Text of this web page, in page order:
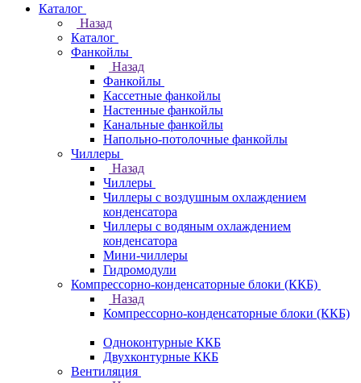
Каталог
Назад
Каталог
Фанкойлы
Назад
Фанкойлы
Кассетные фанкойлы
Настенные фанкойлы
Канальные фанкойлы
Напольно-потолочные фанкойлы
Чиллеры
Назад
Чиллеры
Чиллеры с воздушным охлаждением
конденсатора
Чиллеры с водяным охлаждением
конденсатора
Мини-чиллеры
Гидромодули
Компрессорно-конденсаторные блоки (ККБ)
Назад
Компрессорно-конденсаторные блоки (ККБ)
Одноконтурные ККБ
Двухконтурные ККБ
Вентиляция